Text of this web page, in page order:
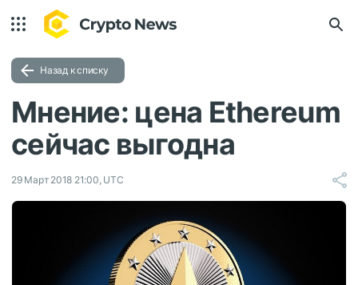
Назад к списку
Мнение: цена Ethereum
сейчас выгодна
29 Март 2018 21:00, UTC